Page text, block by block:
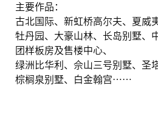
主要作品：
古北国际、新虹桥高尔夫、夏威
牡丹园、大豪山林、长岛别墅、
团样板房及售楼中心、
绿洲比华利、佘山三号别墅、圣
棕榈泉别墅、白金翰宫……